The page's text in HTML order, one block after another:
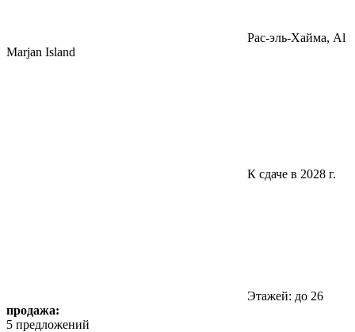
Pac-эль-Хайма, Al
Marjan Island
К сдаче в 2028 г.
Этажей: до 26
продажа:
5 предложений